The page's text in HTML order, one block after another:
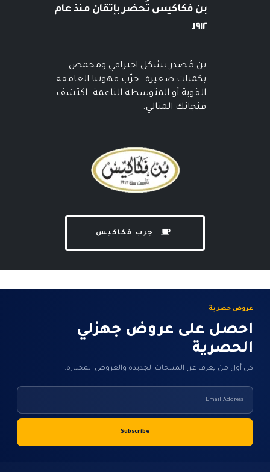
بن فكاكيستُحضر بإتقان منذ عام
١٩١٢.
بن مُصدر بشكل احترافي ومحمص
بكميات صغيرة—جرّب قهوتنا الغامقة
القوية أو المتوسطة الناعمة. اكتشف
فنجانك المثالي.
جرب فكاكيس
عروض حصرية
احصل على عروض جهزلي
الحصرية
كن أول من يعرف عن المنتجات الجديدة والعروض المختارة.